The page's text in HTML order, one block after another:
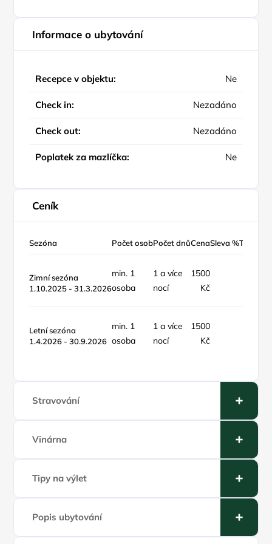
Informace o ubytování
Recepce v objektu: Ne
Check in: Nezadáno
Check out: Nezadáno
Poplatek za mazlíčka: Ne
Ceník
Sezóna Počet osobPočet dnůCenaSleva %Typ ceny
Zimní sezóna
1.10.2025 - 31.3.2026
min. 1
osoba
1 a více
nocí
1500
Kč
Letní sezóna
1.4.2026 - 30.9.2026
min. 1
osoba
1 a více
nocí
1500
Kč
Stravování
Vinárna
Tipy na výlet
Popis ubytování